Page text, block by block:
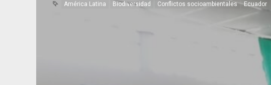
América Latina Biodiversidad Conflictos socioambientales Ecuador